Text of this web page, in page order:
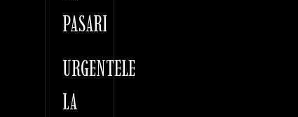
PASARI
URGENTELE
LA